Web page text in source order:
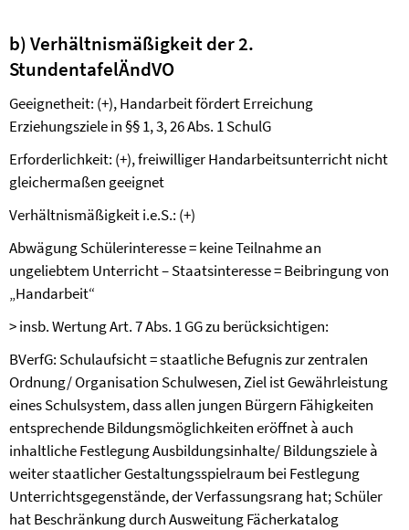
b) Verhältnismäßigkeit der 2.
StundentafelÄndVO
Geeignetheit: (+), Handarbeit fördert Erreichung
Erziehungsziele in §§ 1, 3, 26 Abs. 1 SchulG
Erforderlichkeit: (+), freiwilliger Handarbeitsunterricht nicht
gleichermaßen geeignet
Verhältnismäßigkeit i.e.S.: (+)
Abwägung Schülerinteresse = keine Teilnahme an
ungeliebtem Unterricht – Staatsinteresse = Beibringung von
„Handarbeit“
>insb. Wertung Art. 7 Abs. 1 GG zu berücksichtigen:
BVerfG: Schulaufsicht = staatliche Befugnis zur zentralen
Ordnung/ Organisation Schulwesen, Ziel ist Gewährleistung
eines Schulsystem, dass allen jungen Bürgern Fähigkeiten
entsprechende Bildungsmöglichkeiten eröffnetà auch
inhaltliche Festlegung Ausbildungsinhalte/ Bildungszieleà
weiter staatlicher Gestaltungsspielraum bei Festlegung
Unterrichtsgegenstände, der Verfassungsrang hat; Schüler
hat Beschränkung durch Ausweitung Fächerkatalog